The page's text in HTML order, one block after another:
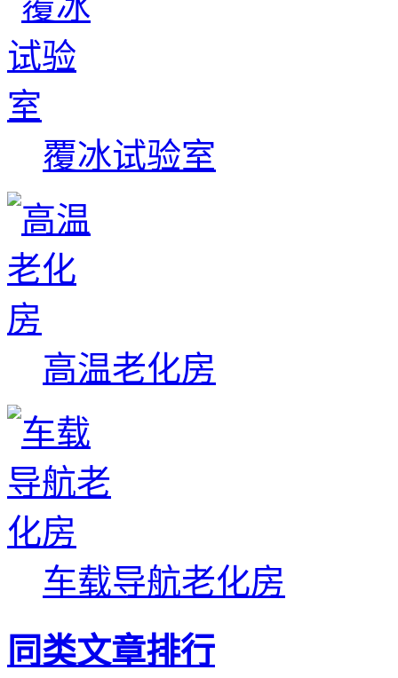
覆冰试验室
高温老化房
车载导航老化房
同类文章排行